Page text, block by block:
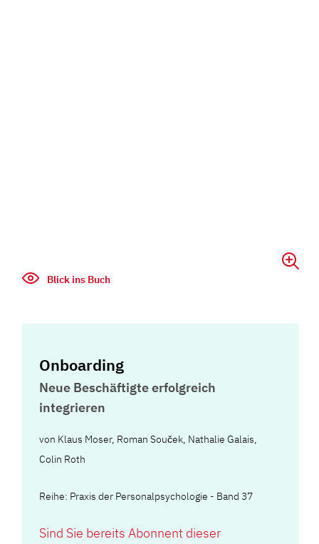
Blick ins Buch
Onboarding
Neue Beschäftigte erfolgreich
integrieren
von Klaus Moser, Roman Souček, Nathalie Galais,
Colin Roth
Reihe: Praxis der Personalpsychologie - Band 37
Sind Sie bereits Abonnent dieser